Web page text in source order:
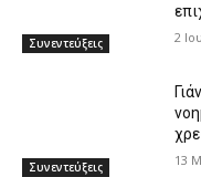
Συνεντεύξεις 2
Συνεντεύξεις 13